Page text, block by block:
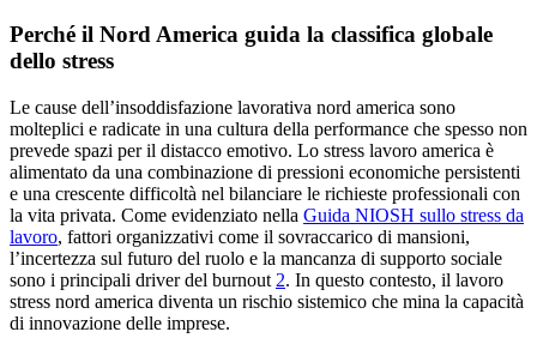
Perché il Nord America guida la classifica globale
dello stress
Le cause dell’insoddisfazione lavorativa nord america sono
molteplici e radicate in una cultura della performance che spesso non
prevede spazi per il distacco emotivo. Lo stress lavoro america è
alimentato da una combinazione di pressioni economiche persistenti
e una crescente difficoltà nel bilanciare le richieste professionali con
la vita privata. Come evidenziato nella Guida NIOSH sullo stress da
lavoro, fattori organizzativi come il sovraccarico di mansioni,
l’incertezza sul futuro del ruolo e la mancanza di supporto sociale
sono i principali driver del burnout 2. In questo contesto, il lavoro
stress nord america diventa un rischio sistemico che mina la capacità
di innovazione delle imprese.